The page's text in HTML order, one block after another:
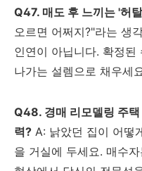
Q47. 매도 후 느끼는 '허
오르면 어쩌지?"라는 생
인연이 아닙니다. 확정
나가는 설렘으로 채우세
Q48. 경매 리모델링 주
력? A: 낡았던 집이 어떻
을 거실에 두세요. 매수